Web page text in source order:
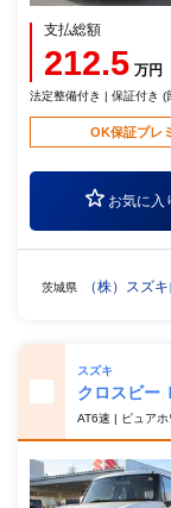
支払総額
212.5 万円
法定整備付き | 保証付き
OK保証プレ
お気に入
茨城県 （株）スズ
スズキ
クロスビ
AT6速 | ピュア